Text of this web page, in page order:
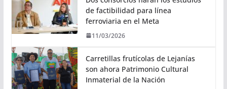
de factibilidad para línea
ferroviaria en el Meta
11/03/2026
Carretillas frutícolas de Lejanías
son ahora Patrimonio Cultural
Inmaterial de la Nación